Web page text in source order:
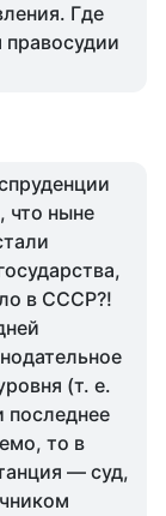
Где
что ныне
в СССР?!
(т. е.
последнее
то в
— суд,